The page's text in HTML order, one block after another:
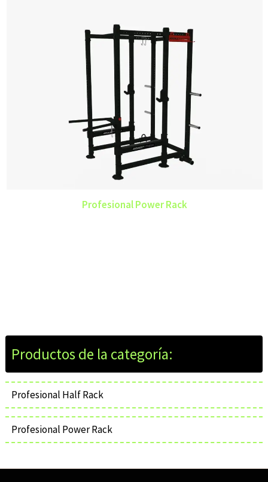
Profesional Half Rack
Profesional Power Rack
Profesional Power Rack